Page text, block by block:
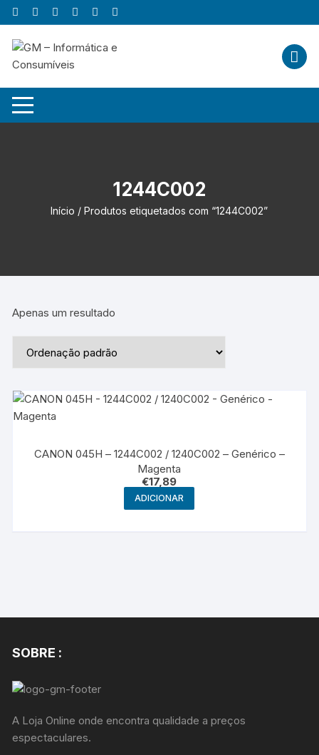
Skip
to
content
1244C002
Início / Produtos etiquetados com “1244C002”
Apenas um resultado
CANON 045H – 1244C002 / 1240C002 – Genérico –
Magenta
€17,89
ADICIONAR
SOBRE :
A Loja Online onde encontra qualidade a preços
espectaculares.